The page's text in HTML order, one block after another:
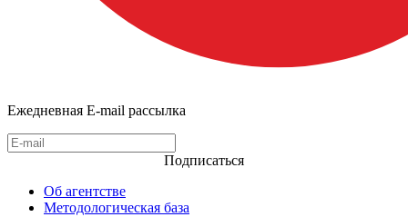
Ежедневная E-mail рассылка
Подписаться
Об агентстве
Методологическая база